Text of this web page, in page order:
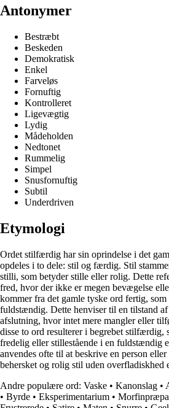
Antonymer
Bestræbt
Beskeden
Demokratisk
Enkel
Farveløs
Fornuftig
Kontrolleret
Ligevægtig
Lydig
Mådeholden
Nedtonet
Rummelig
Simpel
Snusfornuftig
Subtil
Underdriven
Etymologi
Ordet stilfærdig har sin oprindelse i det
opdeles i to dele: stil og færdig. Stil
stilli, som betyder stille eller rolig. Dette
fred, hvor der ikke er megen bevægelse
kommer fra det gamle tyske ord fertig,
fuldstændig. Dette henviser til en tilstand
afslutning, hvor intet mere mangler eller
disse to ord resulterer i begrebet stilfærdig,
fredelig eller stillestående i en fuldstændig
anvendes ofte til at beskrive en person
behersket og rolig stil uden overfladiskhed
Andre populære ord: Vaske • Kanonslag •
• Byrde • Eksperimentarium •